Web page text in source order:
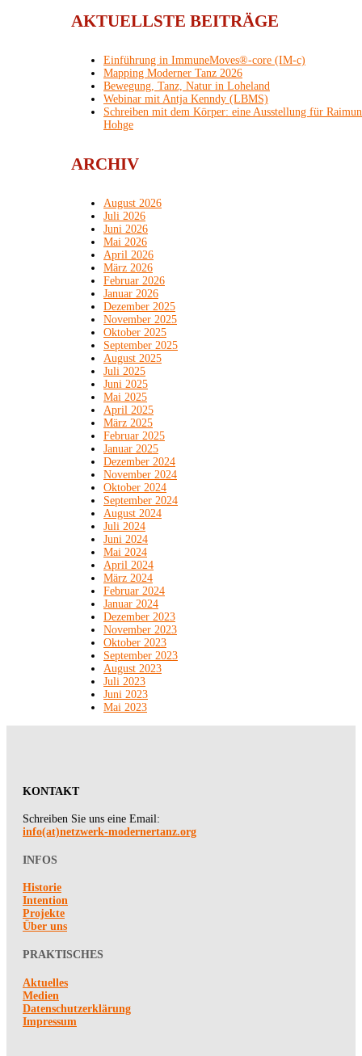
AKTUELLSTE BEITRÄGE
Einführung in ImmuneMoves®-core (IM-c)
Mapping Moderner Tanz 2026
Bewegung, Tanz, Natur in Loheland
Webinar mit Antja Kenndy (LBMS)
Schreiben mit dem Körper: eine Ausstellung für
Hohge
ARCHIV
August 2026
Juli 2026
Juni 2026
Mai 2026
April 2026
März 2026
Februar 2026
Januar 2026
Dezember 2025
November 2025
Oktober 2025
September 2025
August 2025
Juli 2025
Juni 2025
Mai 2025
April 2025
März 2025
Februar 2025
Januar 2025
Dezember 2024
November 2024
Oktober 2024
September 2024
August 2024
Juli 2024
Juni 2024
Mai 2024
April 2024
März 2024
Februar 2024
Januar 2024
Dezember 2023
November 2023
Oktober 2023
September 2023
August 2023
Juli 2023
Juni 2023
Mai 2023
KONTAKT
Schreiben Sie uns eine Email:
info(at)netzwerk-modernertanz.org
INFOS
Historie
Intention
Projekte
Über uns
PRAKTISCHES
Aktuelles
Medien
Datenschutzerklärung
Impressum